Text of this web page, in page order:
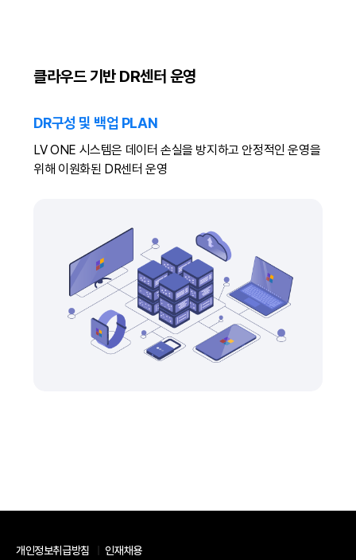
클라우드 기반 DR센터 운영
DR구성 및 백업 PLAN
LV ONE 시스템은 데이터 손실을 방지하고 안정적인 운영을
위해 이원화된 DR센터 운영
개인정보취급방침 인재채용